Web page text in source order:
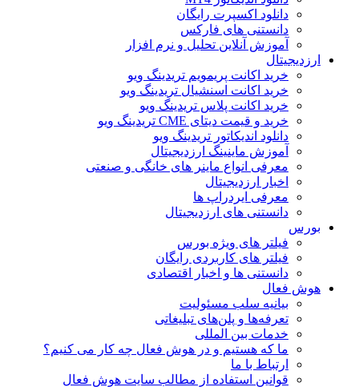
دانلود اکسپرت رایگان
دانستنی های فارکس
آموزش آنلاین تحلیل و نرم افزار
ارزدیجیتال
خرید اکانت پریمویم تریدینگ ویو
خرید اکانت اسنشیال تریدینگ ویو
خرید اکانت پلاس تریدینگ ویو
خرید و قیمت دیتای CME تریدینگ ویو
دانلود اندیکاتور تریدینگ ویو
آموزش ماینینگ ارزدیجیتال
معرفی انواع ماینر های خانگی و صنعتی
اخبار ارزدیجیتال
معرفی ایردراپ ها
دانستنی های ارزدیجیتال
بورس
فیلتر های ویژه بورس
فیلتر های کاربردی رایگان
دانستنی ها و اخبار اقتصادی
هوش فعال
بیانیه سلب مسئولیت
تعرفه‌ها و پلن‌های تبلیغاتی
خدمات بین المللی
ما که هستیم و در هوش فعال چه کار می کنیم؟
ارتباط با ما
قوانین استفاده از مطالب سایت هوش فعال